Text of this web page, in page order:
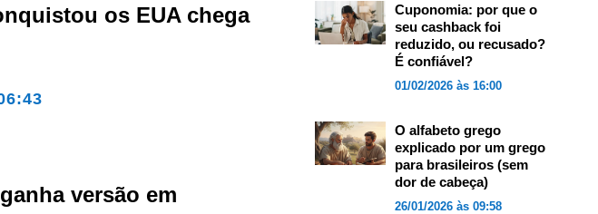
os EUA chega
versão em
Cuponomia: por que o
seu cashback foi
reduzido, ou recusado?
É confiável?
01/02/2026 às 16:00
O alfabeto grego
explicado por um grego
para brasileiros (sem
dor de cabeça)
26/01/2026 às 09:58